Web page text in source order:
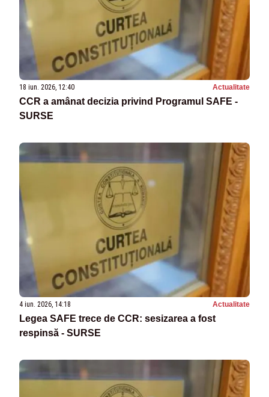
18 iun. 2026, 12:40 Actualitate
CCR a amânat decizia privind Programul SAFE -
SURSE
4 iun. 2026, 14:18 Actualitate
Legea SAFE trece de CCR: sesizarea a fost
respinsă - SURSE